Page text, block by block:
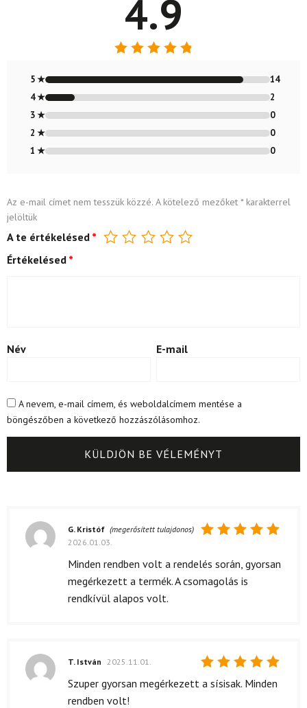
4.9
4.88/ 5
5 ★
14
4 ★
2
3 ★
0
2 ★
0
1 ★
0
Az e-mail címet nem tesszük közzé. A kötelező mezőket *karakterrel
jelöltük
A te értékelésed *
Értékelésed *
Név E-mail
A nevem, e-mail címem, és weboldalcímem mentése a
böngészőben a következő hozzászólásomhoz.
5/ 5
G. Kristóf (megerősített tulajdonos)
2026.01.03.
Minden rendben volt a rendelés során, gyorsan
megérkezett a termék. A csomagolás is
rendkívül alapos volt.
Értékelés:
T. István 2025.11.01.
Szuper gyorsan megérkezett a sísisak. Minden
rendben volt!